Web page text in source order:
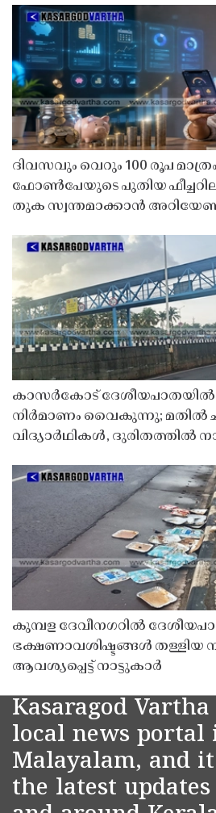
ദിവസവും വെറും 100 രൂപ
ഫോൺപേയുടെ പുതിയ
തുക സ്വന്തമാക്കാൻ
കാസർകോട് ദേശീയപാതയിൽ
നിർമാണം വൈകുന്നു; മതിൽ
വിദ്യാർഥികൾ, ദുരിതത്തിൽ
കുമ്പള ദേവീനഗറിൽ
ഭക്ഷണാവശിഷ്ടങ്ങൾ തള്ളിയ
ആവശ്യപ്പെട്ട് നാട്ടുകാർ
Kasaragod
local news portal
Malayalam, and
the latest